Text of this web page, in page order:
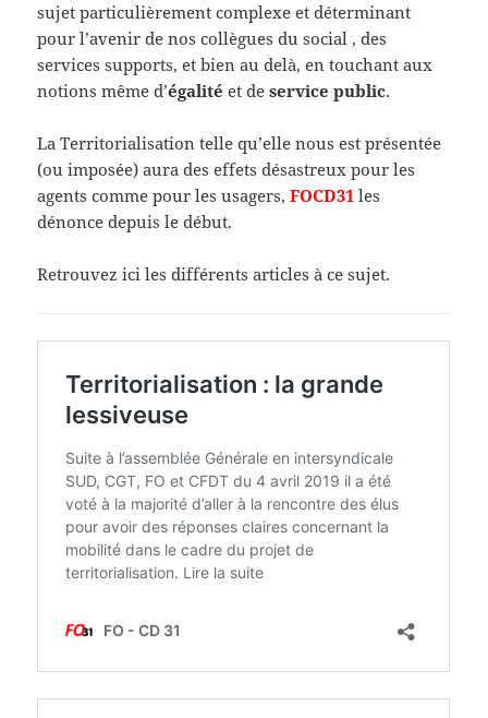
sujet particulièrement complexe et déterminant
pour l’avenir de nos collègues du social , des
services supports, et bien au delà, en touchant aux
notions même d’égalité et deservice public.
La Territorialisation telle qu’elle nous est présentée
(ou imposée) aura des effets désastreux pour les
agents comme pour les usagers,FOCD31 les
dénonce depuis le début.
Retrouvez ici les différents articles à ce sujet.